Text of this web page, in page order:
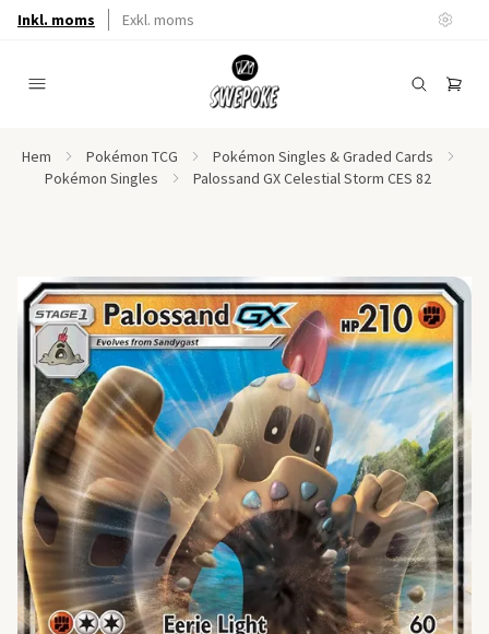
Inkl. moms Exkl. moms
Hem Pokémon TCG
Pokémon Singles & Graded Cards
Pokémon Singles
Palossand GX Celestial Storm CES 82